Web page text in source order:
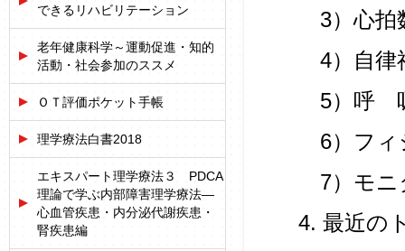
3）心拍
4）自律
5）呼
6）フィ
7）モニ
4. 最近の
できるリハビリテーション
老年健康科学～運動促進・知的
活動・社会参加のススメ
ＯＴ評価ポケット手帳
理学療法白書2018
エキスパート理学療法３ PDCA
理論で学ぶ内部障害理学療法―
心血管疾患・内分泌代謝疾患・
腎疾患編